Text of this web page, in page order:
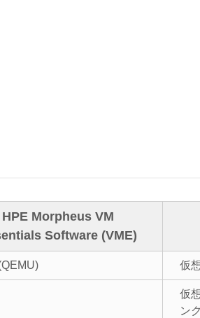
HPE Morpheus VM
Software (VME)
仮
仮
ン